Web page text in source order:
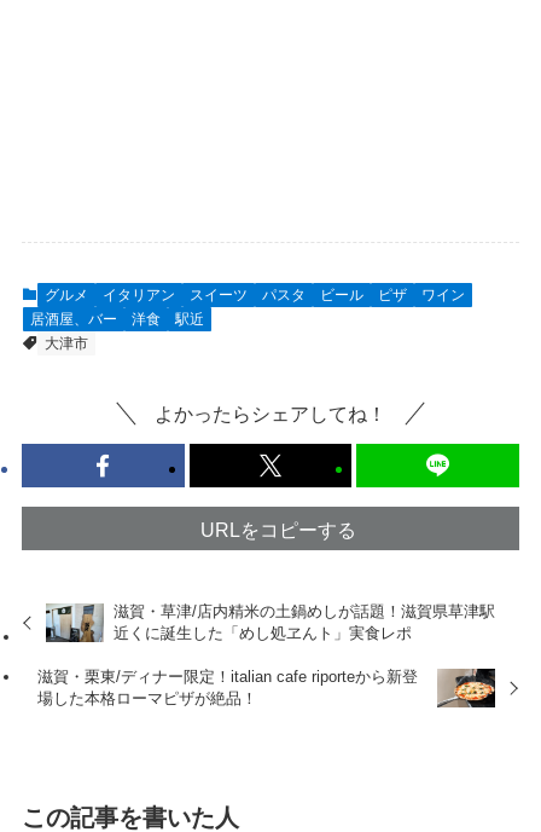
グルメ イタリアン スイーツ パスタ ビール ピザ
ワイン
居酒屋、バー
洋食
駅近
大津市
よかったらシェアしてね！
URLをコピーする
滋賀・草津/店内精米の土鍋めしが話題！滋賀県草津駅
近くに誕生した「めし処ヱんト」実食レポ
滋賀・栗東/ディナー限定！italian cafe riporteから新登
場した本格ローマピザが絶品！
この記事を書いた人